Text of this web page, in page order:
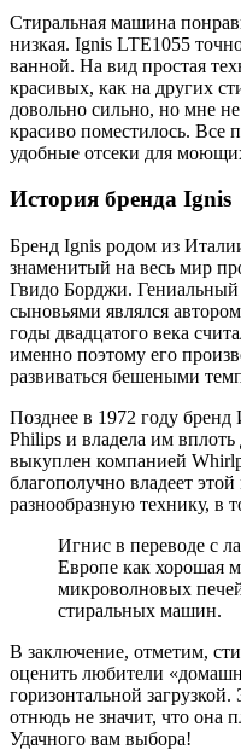
Стиральная машина
низкая. Ignis LTE1055
ванной. На вид простая
красивых, как на других
довольно сильно, но мне
красиво поместилось. Все
удобные отсеки для
История бренда Ignis
Бренд Ignis родом из
знаменитый на весь мир
Гвидо Борджи.
сыновьями являлся
годы двадцатого века
именно поэтому его
развиваться бешеными
Позднее в 1972 году
Philips и владела им
выкуплен компанией
благополучно владеет
разнообразную технику, в
Игнис в переводе с
Европе как хорошая
микроволновых
стиральных машин.
В заключение, отметим,
оценить любители
горизонтальной
отнюдь не значит, что она
Удачного вам выбора!